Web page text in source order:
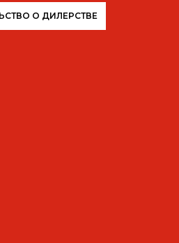
О ДИЛЕРСТВЕ